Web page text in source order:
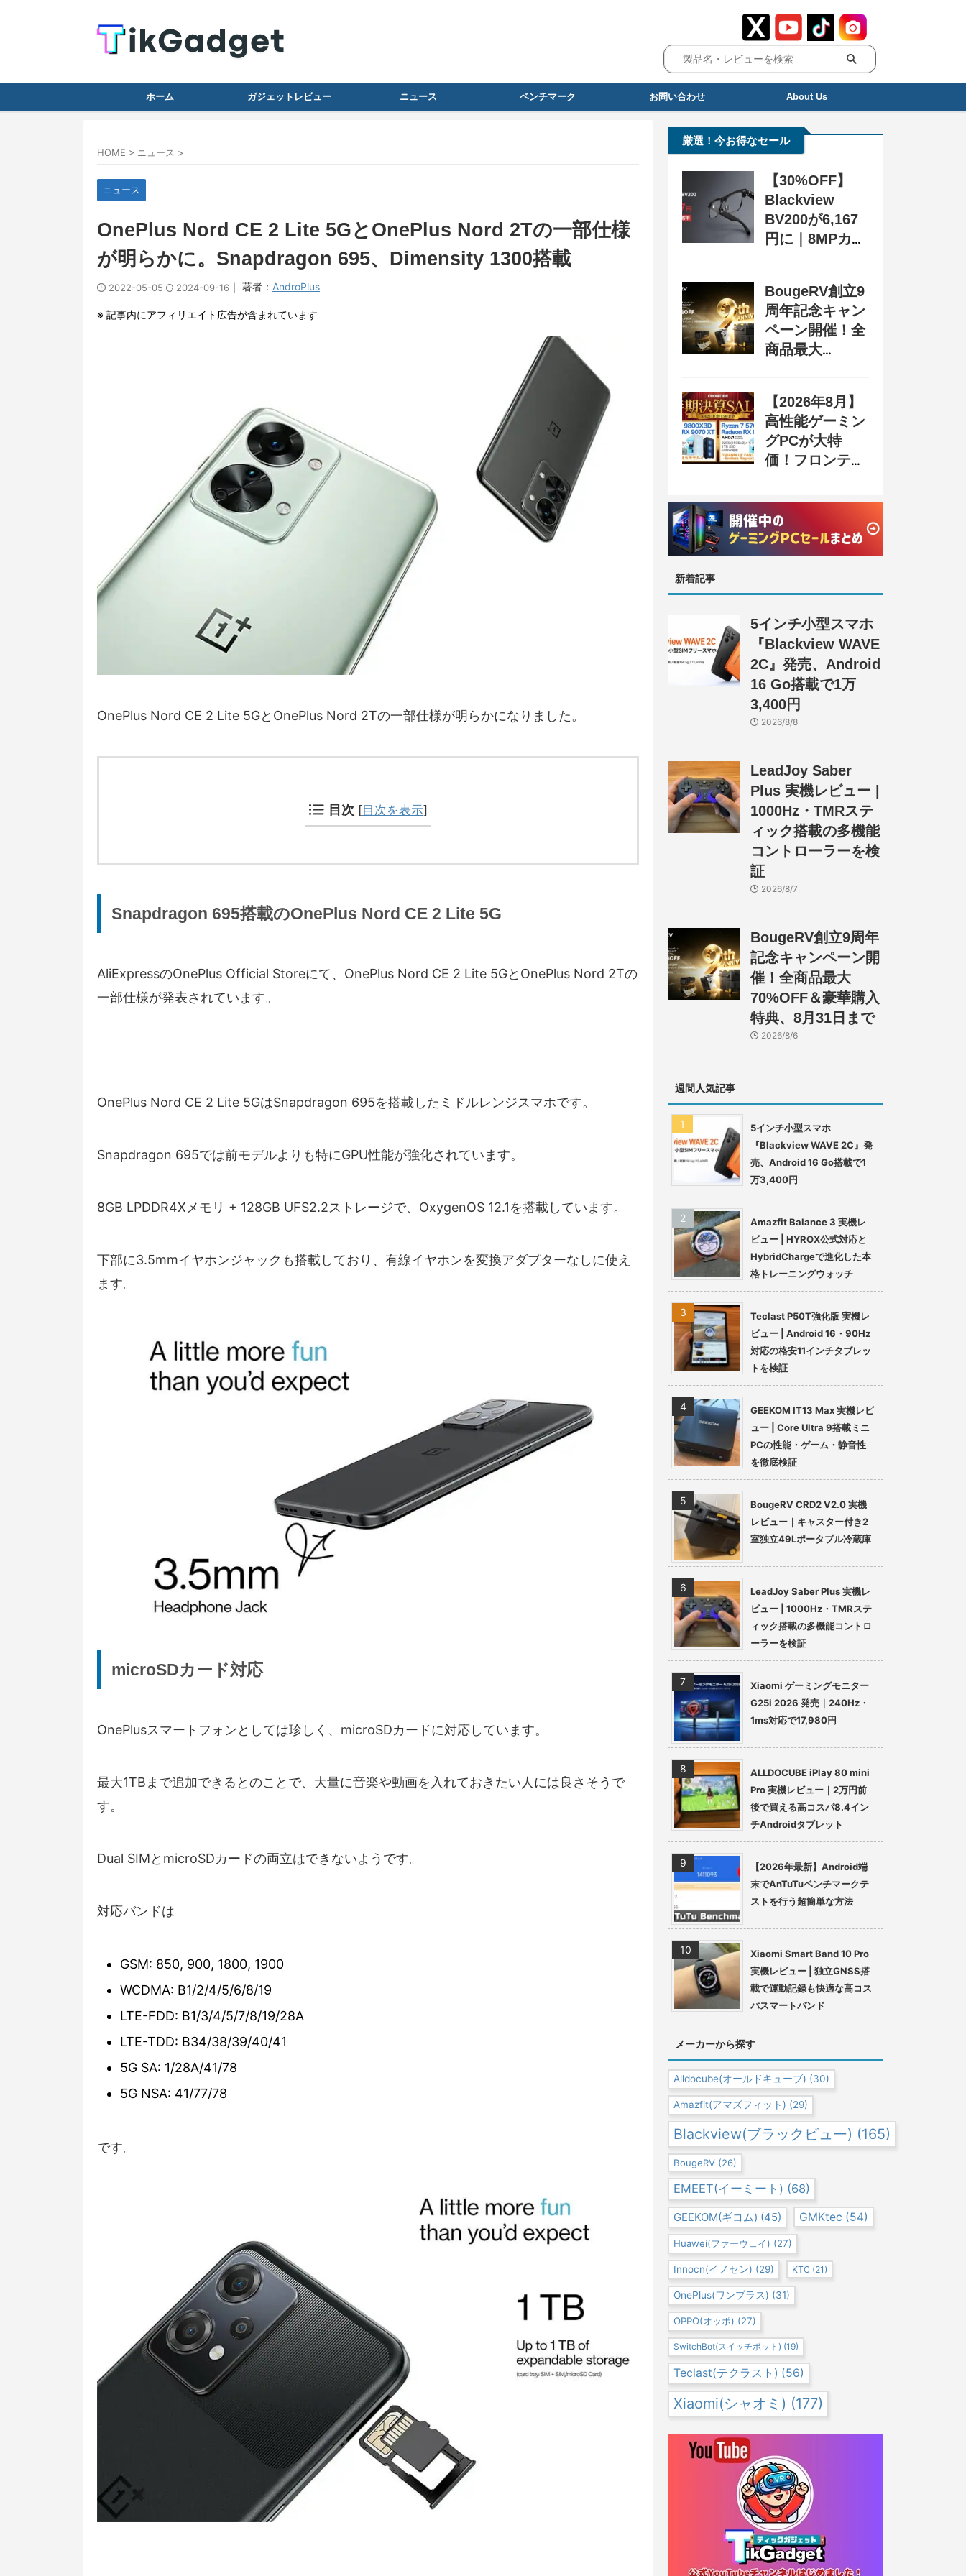
ホーム ガジェットレビュー ニュース ベンチマーク お問い合わせ About Us
HOME > ニュース >
ニュース
OnePlus Nord CE 2 Lite 5GとOnePlus Nord 2Tの一部仕様
が明らかに。Snapdragon 695、Dimensity 1300搭載
2022-05-05 2024-09-16 ｜ 著者： AndroPlus
※ 記事内にアフィリエイト広告が含まれています
OnePlus Nord CE 2 Lite 5GとOnePlus Nord 2Tの一部仕様が明らかになりました。
目次 [目次を表示]
Snapdragon 695搭載のOnePlus Nord CE 2 Lite 5G
AliExpressのOnePlus Official Storeにて、OnePlus Nord CE 2 Lite 5GとOnePlus Nord 2Tの
一部仕様が発表されています。
OnePlus Nord CE 2 Lite 5GはSnapdragon 695を搭載したミドルレンジスマホです。
Snapdragon 695では前モデルよりも特にGPU性能が強化されています。
8GB LPDDR4Xメモリ + 128GB UFS2.2ストレージで、OxygenOS 12.1を搭載しています。
下部に3.5mmイヤホンジャックも搭載しており、有線イヤホンを変換アダプターなしに使え
ます。
microSDカード対応
OnePlusスマートフォンとしては珍しく、microSDカードに対応しています。
最大1TBまで追加できるとのことで、大量に音楽や動画を入れておきたい人には良さそうで
す。
Dual SIMとmicroSDカードの両立はできないようです。
対応バンドは
GSM: 850, 900, 1800, 1900
WCDMA: B1/2/4/5/6/8/19
LTE-FDD: B1/3/4/5/7/8/19/28A
LTE-TDD: B34/38/39/40/41
5G SA: 1/28A/41/78
5G NSA: 41/77/78
です。
厳選！今お得なセール
【30%OFF】
Blackview
BV200が6,167
円に｜8MPカメ
ン配布中
BougeRV創立9
周年記念キャン
ペーン開催！全
商品最大
31日まで
【2026年8月】
高性能ゲーミン
グPCが大特
価！フロンティ
SALE 奥義』開
催、セール情報
まとめ
新着記事
5インチ小型スマホ
『Blackview WAVE
2C』発売、Android
16 Go搭載で1万
3,400円
2026/8/8
LeadJoy Saber
Plus 実機レビュー |
1000Hz・TMRステ
ィック搭載の多機能
コントローラーを検
証
2026/8/7
BougeRV創立9周年
記念キャンペーン開
催！全商品最大
70%OFF＆豪華購入
特典、8月31日まで
2026/8/6
週間人気記事
5インチ小型スマホ
『Blackview WAVE 2C』発
売、Android 16 Go搭載で1
万3,400円
Amazfit Balance 3 実機レ
ビュー | HYROX公式対応と
HybridChargeで進化した本
格トレーニングウォッチ
Teclast P50T強化版 実機レ
ビュー | Android 16・90Hz
対応の格安11インチタブレッ
トを検証
GEEKOM IT13 Max 実機レビ
ュー | Core Ultra 9搭載ミニ
PCの性能・ゲーム・静音性
を徹底検証
BougeRV CRD2 V2.0 実機
レビュー｜キャスター付き2
室独立49Lポータブル冷蔵庫
LeadJoy Saber Plus 実機レ
ビュー | 1000Hz・TMRステ
ィック搭載の多機能コントロ
ーラーを検証
Xiaomi ゲーミングモニター
G25i 2026 発売｜240Hz・
1ms対応で17,980円
ALLDOCUBE iPlay 80 mini
Pro 実機レビュー｜2万円前
後で買える高コスパ8.4イン
チAndroidタブレット
【2026年最新】Android端
末でAnTuTuベンチマークテ
ストを行う超簡単な方法
Xiaomi Smart Band 10 Pro
実機レビュー | 独立GNSS搭
載で運動記録も快適な高コス
パスマートバンド
メーカーから探す
Alldocube(オールドキューブ) (30)
Amazfit(アマズフィット) (29)
Blackview(ブラックビュー) (165)
BougeRV (26)
EMEET(イーミート) (68)
GEEKOM(ギコム) (45) GMKtec (54)
Huawei(ファーウェイ) (27)
Innocn(イノセン) (29) KTC (21)
OnePlus(ワンプラス) (31)
OPPO(オッポ) (27)
SwitchBot(スイッチボット) (19)
Teclast(テクラスト) (56)
Xiaomi(シャオミ) (177)